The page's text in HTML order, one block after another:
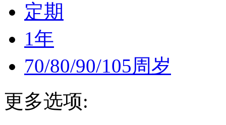
定期
1年
70/80/90/105周岁
更多选项: